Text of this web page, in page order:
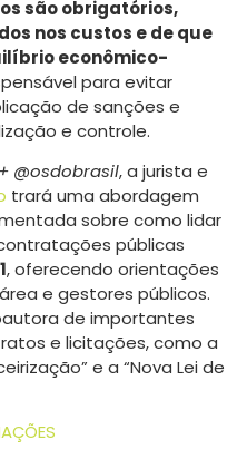
são obrigatórios,
nos custos e de que
econômico-
para evitar
de sanções e
e controle.
@osdobrasil, a jurista e
trará uma abordagem
sobre como lidar
públicas
, oferecendo orientações
e gestores públicos.
de importantes
e licitações, como a
e a “Nova Lei de